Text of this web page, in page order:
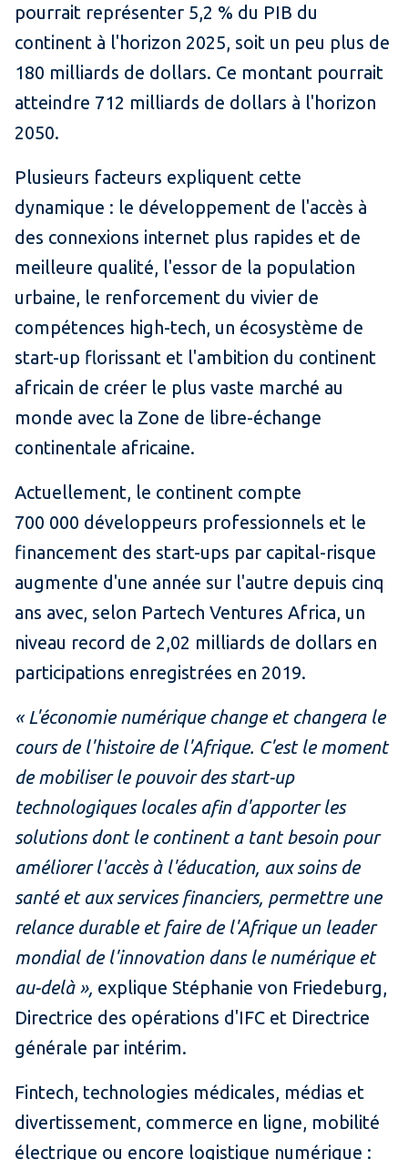
pourrait représenter 5,2 % du PIB du
continent à l'horizon 2025, soit un peu plus de
180 milliards de dollars. Ce montant pourrait
atteindre 712 milliards de dollars à l'horizon
2050.
Plusieurs facteurs expliquent cette
dynamique : le développement de l'accès à
des connexions internet plus rapides et de
meilleure qualité, l'essor de la population
urbaine, le renforcement du vivier de
compétences high-tech, un écosystème de
start-up florissant et l'ambition du continent
africain de créer le plus vaste marché au
monde avec la Zone de libre-échange
continentale africaine.
Actuellement, le continent compte
700 000 développeurs professionnels et le
financement des start-ups par capital-risque
augmente d'une année sur l'autre depuis cinq
ans avec, selon Partech Ventures Africa, un
niveau record de 2,02 milliards de dollars en
participations enregistrées en 2019.
« L'économie numérique change et changera le
cours de l'histoire de l'Afrique. C'est le moment
de mobiliser le pouvoir des start-up
technologiques locales afin d'apporter les
solutions dont le continent a tant besoin pour
améliorer l'accès à l'éducation, aux soins de
santé et aux services financiers, permettre une
relance durable et faire de l'Afrique un leader
mondial de l'innovation dans le numérique et
au-delà », explique Stéphanie von Friedeburg,
Directrice des opérations d'IFC et Directrice
générale par intérim.
Fintech, technologies médicales, médias et
divertissement, commerce en ligne, mobilité
électrique ou encore logistique numérique :